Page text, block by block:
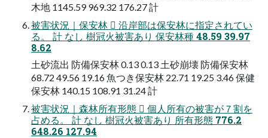
木地 1145.59 969.32 176.27 計
被害状況｜保安林  沿岸部は保安林に指定されてい
る。 計 なし 樹冠火被害あり 保安林種 48.59 39.97
8.62
土砂流出 防備保安林 0.13 0.13 土砂崩壊 防備保安林
68.72 49.56 19.16 魚つき保安林 22.71 19.25 3.46 保健
保安林 140.15 108.91 31.24 計
被害状況｜森林所有形態  個人所有の被害が７割を
占める。 計 なし 樹冠火被害あり 所有形態 776.2
648.26 127.94